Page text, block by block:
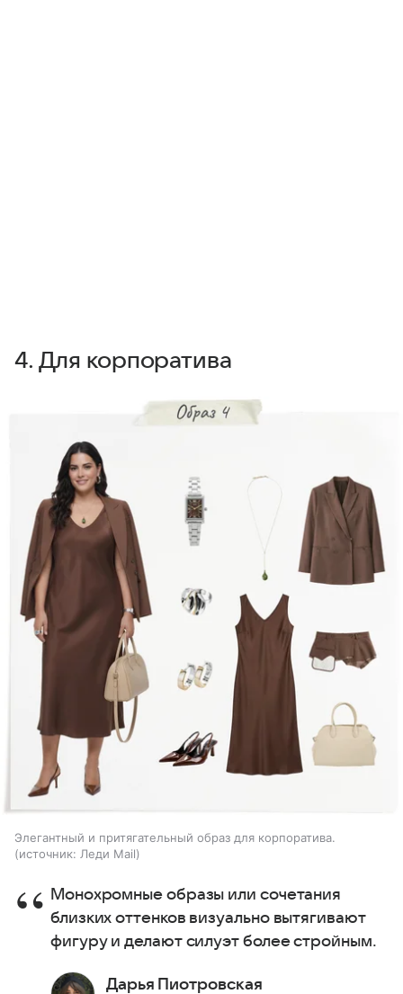
4. Для корпоратива
Элегантный и притягательный образ для корпоратива.
источник: Леди Mail
Монохромные образы или сочетания
близких оттенков визуально вытягивают
фигуру и делают силуэт более стройным.
Дарья Пиотровская